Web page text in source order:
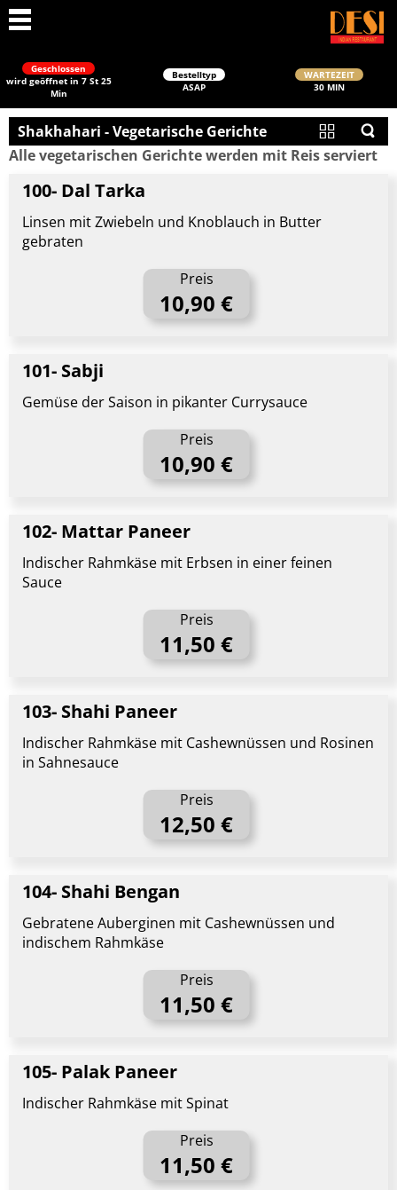
Geschlossen
wird geöffnet in 7 St 25
Min
Bestelltyp
ASAP
WARTEZEIT
30 MIN
Shakhahari - Vegetarische Gerichte
Alle vegetarischen Gerichte werden mit Reis serviert
100- Dal Tarka
Linsen mit Zwiebeln und Knoblauch in Butter
gebraten
Preis
10,90 €
101- Sabji
Gemüse der Saison in pikanter Currysauce
Preis
10,90 €
102- Mattar Paneer
Indischer Rahmkäse mit Erbsen in einer feinen
Sauce
Preis
11,50 €
103- Shahi Paneer
Indischer Rahmkäse mit Cashewnüssen und Rosinen
in Sahnesauce
Preis
12,50 €
104- Shahi Bengan
Gebratene Auberginen mit Cashewnüssen und
indischem Rahmkäse
Preis
11,50 €
105- Palak Paneer
Indischer Rahmkäse mit Spinat
Preis
11,50 €